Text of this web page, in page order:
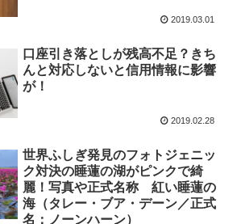
2019.03.01
口座引き落としが残高不足？きち
んと対応しないと信用情報に影響
が！
2019.02.28
世界ふしぎ発見のフォトジェニッ
ク対決の睡蓮の湖がピンクで綺
麗！写真や正式名称 紅い睡蓮の
海（タレー・ブア・デーン／正式
名：ノーンハーン）